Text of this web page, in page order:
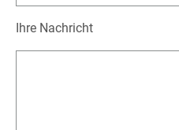
Ihre Nachricht